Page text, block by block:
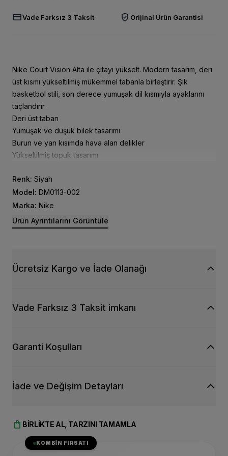
credit_cardVade Farksız 3 Taksit verified_user Orijinal Ürün Garantisi
Nike Court Vision Alta ile çıtayı yükselt. Modern tasarım, deri
üst kısmı yükseltilmiş mükemmel tabanla birleştirir. Şık
basketbol stili, son derece yumuşak dil kısmıyla ayaklarını
taçlandırır.
Deri üst taban
Yumuşak ve düşük bilek tasarımı
Burun ve yan kısımda hava alan delikler
Yükseltilmiş topuk tasarımı
Renk: Siyah
Model: DM0113-002
Marka: Nike
Ürün Ayrıntılarını Görüntüle
Ücretsiz Kargo ve İade Olanağı
Vade Farksız 3 Taksit imkanı
Garanti Koşulları
İade ve Değişim Detayları
shopping_bag BIRLIKTE AL, TARZINI TAMAMLA
KOMBIN FIRSATI